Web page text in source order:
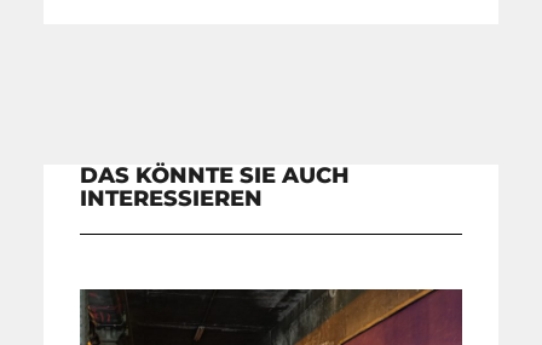
DAS KÖNNTE SIE AUCH
INTERESSIEREN